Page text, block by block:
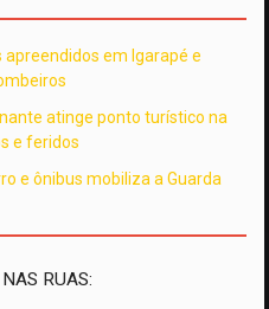
apreendidos em Igarapé e
atinge ponto turístico na
e feridos
e ônibus mobiliza a Guarda
RUAS: